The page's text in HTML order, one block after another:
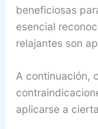
beneficiosas
esencial
relajantes son
A continuación,
aplicarse a